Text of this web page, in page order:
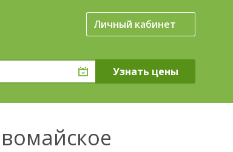
Личный кабинет